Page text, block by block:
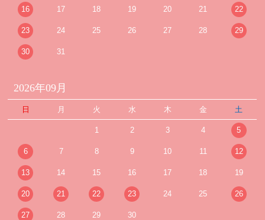
16 17 18 19 20 21 22
23 24 25 26 27 28 29
30 31
2026年09月
日 月 火 水 木 金 土
1 2 3 4 5
6 7 8 9 10 11 12
13 14 15 16 17 18 19
20 21 22 23 24 25 26
27 28 29 30